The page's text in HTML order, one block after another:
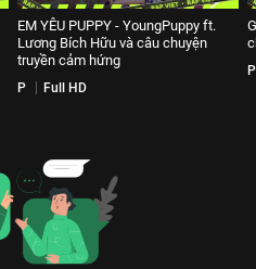
EM YÊU PUPPY - YoungPuppy ft.
Lương Bích Hữu và câu chuyện
truyền cảm hứng
P Full HD
P